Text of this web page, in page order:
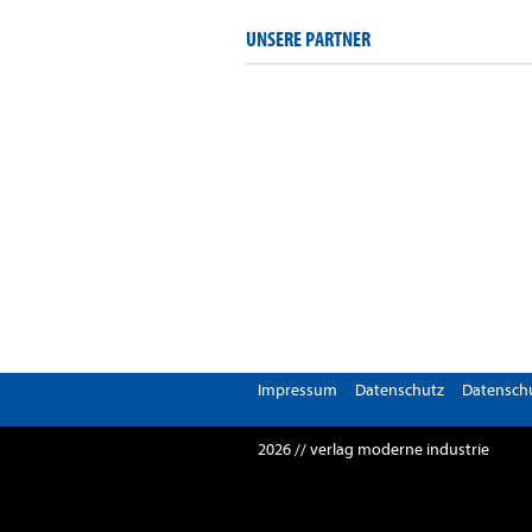
UNSERE PARTNER
Impressum Datenschutz
2026 // verlag moderne industrie